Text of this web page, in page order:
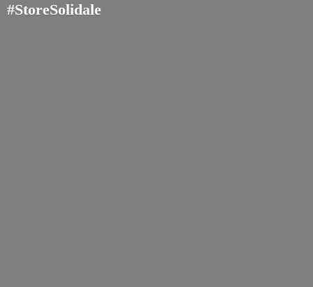
#StoreSolidale